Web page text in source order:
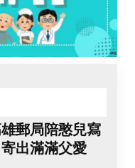
郵局陪憨兒寫
出滿滿父愛